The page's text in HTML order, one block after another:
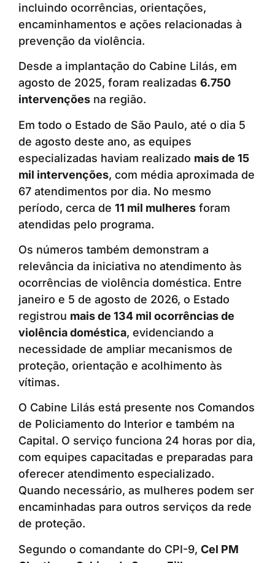
incluindo ocorrências, orientações,
encaminhamentos e ações relacionadas à
prevenção da violência.
Desde a implantação do Cabine Lilás, em
agosto de 2025, foram realizadas 6.750
intervenções na região.
Em todo o Estado de São Paulo, até o dia 5
de agosto deste ano, as equipes
especializadas haviam realizado mais de 15
mil intervenções, com média aproximada de
67 atendimentos por dia. No mesmo
período, cerca de 11 mil mulheres foram
atendidas pelo programa.
Os números também demonstram a
relevância da iniciativa no atendimento às
ocorrências de violência doméstica. Entre
janeiro e 5 de agosto de 2026, o Estado
registrou mais de 134 mil ocorrências de
violência doméstica, evidenciando a
necessidade de ampliar mecanismos de
proteção, orientação e acolhimento às
vítimas.
O Cabine Lilás está presente nos Comandos
de Policiamento do Interior e também na
Capital. O serviço funciona 24 horas por dia,
com equipes capacitadas e preparadas para
oferecer atendimento especializado.
Quando necessário, as mulheres podem ser
encaminhadas para outros serviços da rede
de proteção.
Segundo o comandante do CPI-9, Cel PM